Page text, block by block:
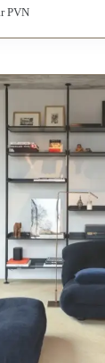
PVN